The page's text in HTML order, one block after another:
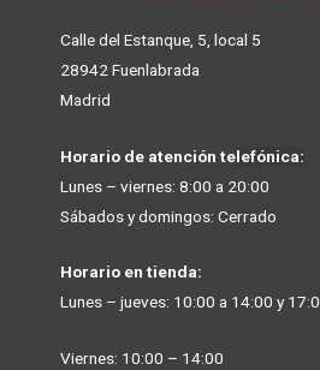
Calle del Estanque, 5, local 5
28942 Fuenlabrada
Madrid
Horario de atención telefónica:
Lunes – viernes: 8:00 a 20:00
Sábados y domingos: Cerrado
Horario en tienda:
Lunes – jueves: 10:00 a 14:00 y
Viernes: 10:00 – 14:00